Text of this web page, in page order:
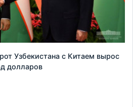
Узбекистана с Китаем вырос
долларов